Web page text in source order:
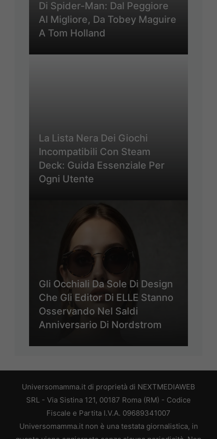
Di Spider-Man: Dal Peggiore
Al Migliore, Da Tobey Maguire
A Tom Holland
La Lista Nera Dei Giochi
Incompatibili Con Steam
Deck: Guida Essenziale Per
Ogni Utente
Gli Occhiali Da Sole Di Design
Che Gli Editor Di ELLE Stanno
Osservando Nel Saldi
Anniversario Di Nordstrom
Universomamma.it di proprietà di NEXTMEDIAWEB
SRL - Via Sistina 121, 00187 Roma (RM) - Codice
Fiscale e Partita I.V.A. 09689341007
Universomamma.it non è una testata giornalistica, in